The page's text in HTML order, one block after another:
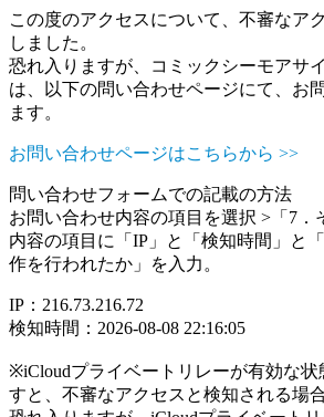
この度のアクセスについて、不審なア
しました。
恐れ入りますが、コミックシーモアサ
は、以下の問い合わせページにて、お
ます。
お問い合わせページはこちらから >>
問い合わせフォームでの記載の方法
お問い合わせ内容の項目を選択 >「7．
内容の項目に「IP」と「検知時間」と
作を行われたか」を入力。
IP：216.73.216.72
検知時間：2026-08-08 22:16:05
※iCloudプライベートリレーが有効な状
すと、不審なアクセスと検知される場